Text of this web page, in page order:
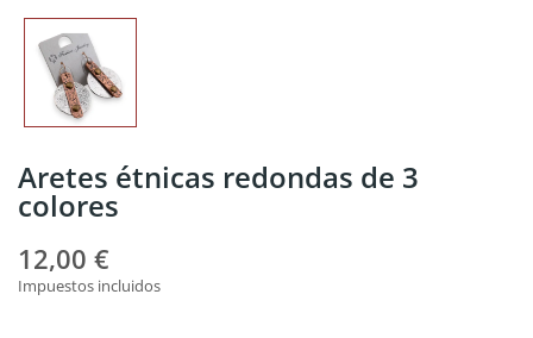
Aretes étnicas redondas de 3
colores
12,00 €
Impuestos incluidos